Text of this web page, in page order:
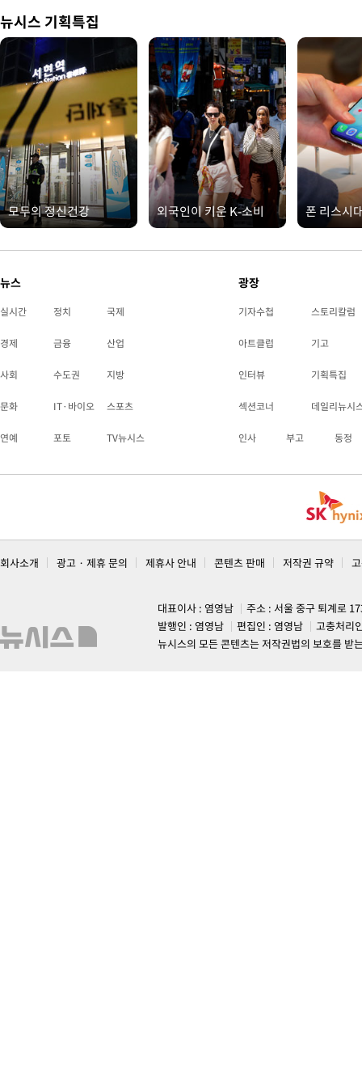
뉴시스 기획특집
모두의 정신건강 외국인이 키운 K-소비 폰 리스시
뉴스
실시간 정치 국제
경제 금융 산업
사회 수도권 지방
문화 IT·바이오 스포츠
연예 포토 TV뉴시스
광장
기자수첩 스토리칼럼
아트클럽 기고
인터뷰 기획특집
섹션코너 데일리뉴시
인사 부고 동정
회사소개 광고 · 제휴 문의 제휴사 안내 콘텐츠 판매 저작권 규약
대표이사 : 염영남
주소 : 서울 중구 퇴계로
발행인 : 염영남
편집인 : 염영남
고충처리
뉴시스의 모든 콘텐츠는 저작권법의 보호를